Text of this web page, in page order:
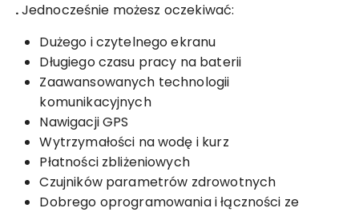
.Jednocześnie możesz oczekiwać:
Dużego i czytelnego ekranu
Długiego czasu pracy na baterii
Zaawansowanych technologii
komunikacyjnych
Nawigacji GPS
Wytrzymałości na wodę i kurz
Płatności zbliżeniowych
Czujników parametrów zdrowotnych
Dobrego oprogramowania i łączności ze